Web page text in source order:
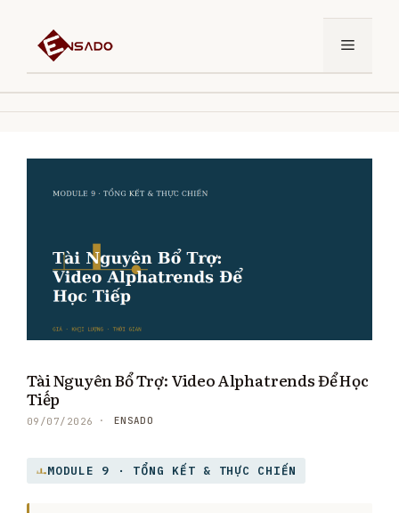
dung
Menu
Tài Nguyên Bổ Trợ: Video Alphatrends Để Học
Tiếp
09/07/2026 ENSADO
MODULE 9 · TỔNG KẾT & THỰC CHIẾN